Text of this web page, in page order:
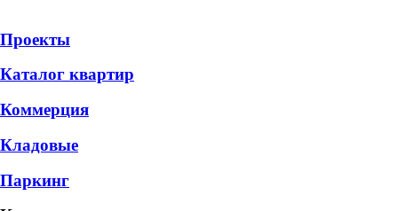
Проекты
Каталог квартир
Коммерция
Кладовые
Паркинг